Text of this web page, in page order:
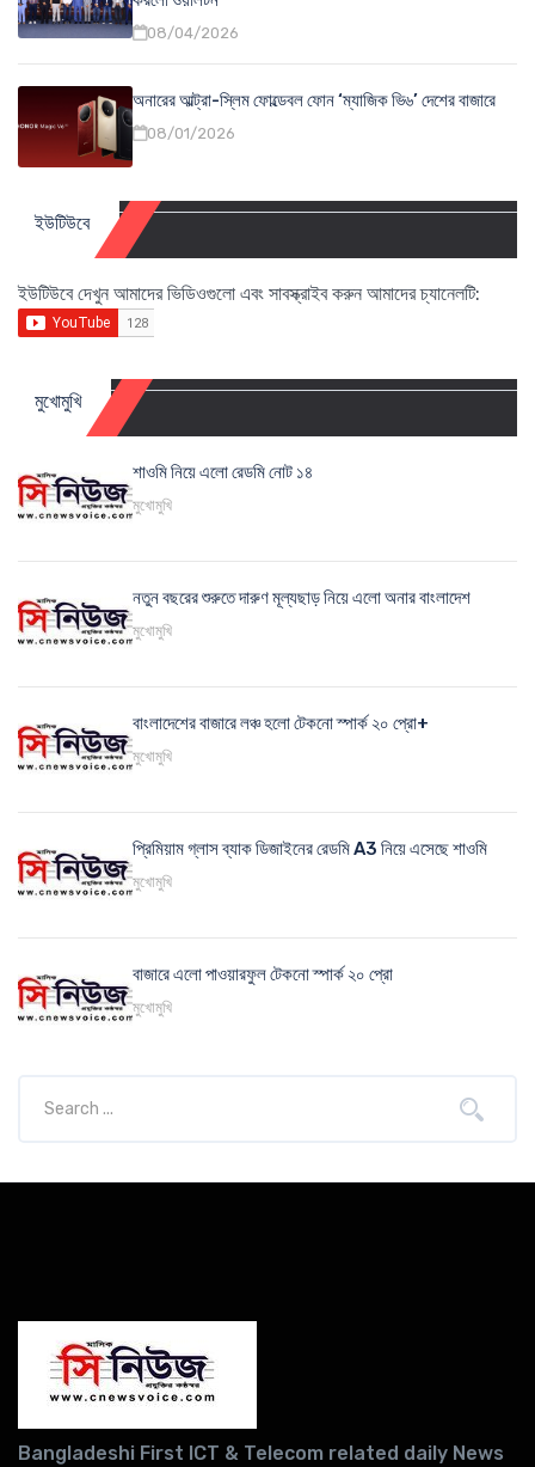
08/04/2026
অনারের আল্ট্রা-স্লিম ফোল্ডেবল ফোন ‘ম্যাজিক ভি৬’ দেশের বাজারে
08/01/2026
ইউটিউবে
ইউটিউবে দেখুন আমাদের ভিডিওগুলো এবং সাবস্ক্রাইব করুন আমাদের চ্যানেলটি:
মুখোমুখি
শাওমি নিয়ে এলো রেডমি নোট ১৪
মুখোমুখি
নতুন বছরের শুরুতে দারুণ মূল্যছাড় নিয়ে এলো অনার বাংলাদেশ
মুখোমুখি
বাংলাদেশের বাজারে লঞ্চ হলো টেকনো স্পার্ক ২০ প্রো+
মুখোমুখি
প্রিমিয়াম গ্লাস ব্যাক ডিজাইনের রেডমি A3 নিয়ে এসেছে শাওমি
মুখোমুখি
বাজারে এলো পাওয়ারফুল টেকনো স্পার্ক ২০ প্রো
মুখোমুখি
Bangladeshi First ICT & Telecom related daily News